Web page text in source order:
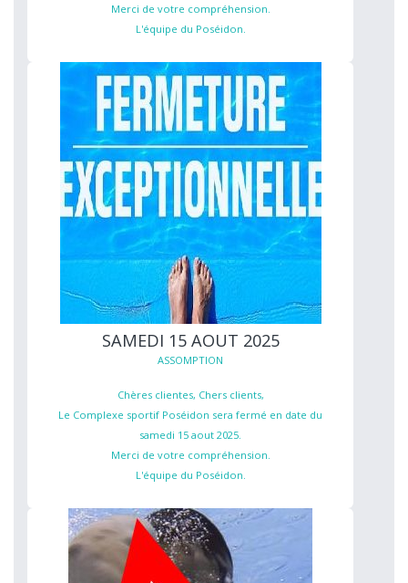
Merci de votre compréhension.
L'équipe du Poséidon.
SAMEDI 15 AOUT 2025
ASSOMPTION
Chères clientes, Chers clients,
Le Complexe sportif Poséidon sera fermé en date du
samedi 15 aout 2025.
Merci de votre compréhension.
L'équipe du Poséidon.